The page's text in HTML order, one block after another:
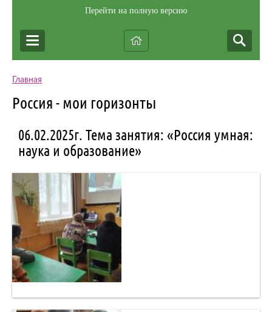
Перейти на полную версию
Главная
Россия - мои горизонты
06.02.2025г. Тема занятия: «Россия умная:
наука и образование»